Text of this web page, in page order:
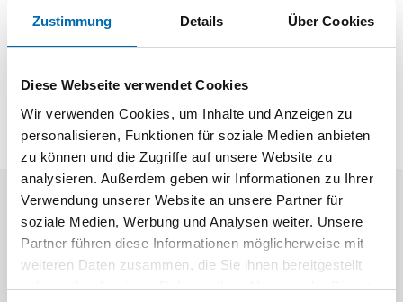
Zustimmung Details Über Cookies
Diese Webseite verwendet Cookies
Wir verwenden Cookies, um Inhalte und Anzeigen zu
personalisieren, Funktionen für soziale Medien anbieten
zu können und die Zugriffe auf unsere Website zu
analysieren. Außerdem geben wir Informationen zu Ihrer
Verwendung unserer Website an unsere Partner für
soziale Medien, Werbung und Analysen weiter. Unsere
Partner führen diese Informationen möglicherweise mit
weiteren Daten zusammen, die Sie ihnen bereitgestellt
haben oder die sie im Rahmen Ihrer Nutzung der Dienste
SECURY ECONOMY 1x20 40/92 FARI Nuss: 8mm
Kennkerbe: 176mm Flachstulp 16x2,5mm L:290,0mm
Eckig Maße: ferGUard*silber
Aktuelle Angebote